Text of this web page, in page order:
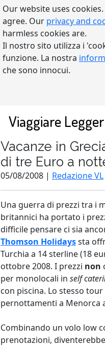
Our website uses
agree. Our privacy and
harmless cookies are.
Il nostro sito utilizza i
funzione. La nostra
che sono innocui.
Viaggiare
Vacanze in
di tre Euro a
05/08/2008 | Redazione VL
Una guerra di prezzi tra i
britannici ha portato i
difficile pensare ci sia
Thomson Holidayssta
Turchia a 14 sterline (18
ottobre 2008. I prezzi non
per monolocali in self
con piscina. Lo stesso
pernottamenti a Menorca
Combinando un volo low
prenotazioni,